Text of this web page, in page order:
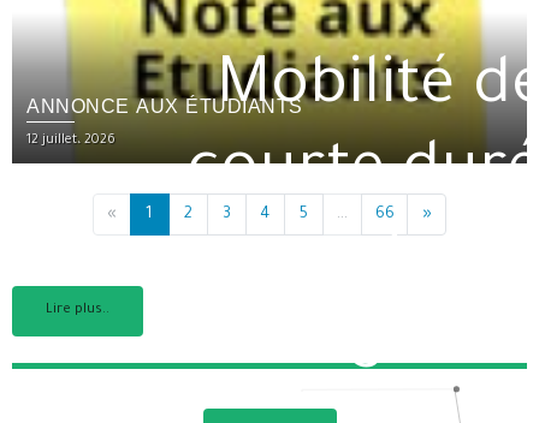
ANNONCE AUX ÉTUDIANTS
12 juillet، 2026
« 1 2 3 4 5 ... 66 »
Lire plus..
Mobilité
courte
pour stage